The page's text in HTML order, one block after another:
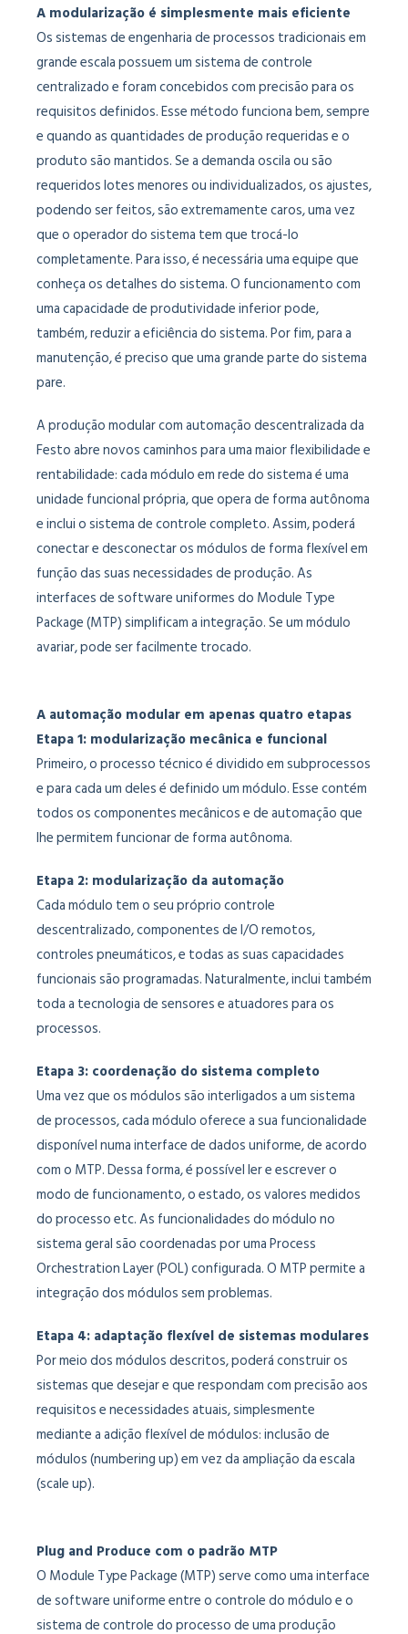
A modularização é simplesmente mais eficiente
Os sistemas de engenharia de processos tradicionais em
grande escala possuem um sistema de controle
centralizado e foram concebidos com precisão para os
requisitos definidos. Esse método funciona bem, sempre
e quando as quantidades de produção requeridas e o
produto são mantidos. Se a demanda oscila ou são
requeridos lotes menores ou individualizados, os ajustes,
podendo ser feitos, são extremamente caros, uma vez
que o operador do sistema tem que trocá-lo
completamente. Para isso, é necessária uma equipe que
conheça os detalhes do sistema. O funcionamento com
uma capacidade de produtividade inferior pode,
também, reduzir a eficiência do sistema. Por fim, para a
manutenção, é preciso que uma grande parte do sistema
pare.
A produção modular com automação descentralizada da
Festo abre novos caminhos para uma maior flexibilidade e
rentabilidade: cada módulo em rede do sistema é uma
unidade funcional própria, que opera de forma autônoma
e inclui o sistema de controle completo. Assim, poderá
conectar e desconectar os módulos de forma flexível em
função das suas necessidades de produção. As
interfaces de software uniformes do Module Type
Package (MTP) simplificam a integração. Se um módulo
avariar, pode ser facilmente trocado.
A automação modular em apenas quatro etapas
Etapa 1: modularização mecânica e funcional
Primeiro, o processo técnico é dividido em subprocessos
e para cada um deles é definido um módulo. Esse contém
todos os componentes mecânicos e de automação que
lhe permitem funcionar de forma autônoma.
Etapa 2: modularização da automação
Cada módulo tem o seu próprio controle
descentralizado, componentes de I/O remotos,
controles pneumáticos, e todas as suas capacidades
funcionais são programadas. Naturalmente, inclui também
toda a tecnologia de sensores e atuadores para os
processos.
Etapa 3: coordenação do sistema completo
Uma vez que os módulos são interligados a um sistema
de processos, cada módulo oferece a sua funcionalidade
disponível numa interface de dados uniforme, de acordo
com o MTP. Dessa forma, é possível ler e escrever o
modo de funcionamento, o estado, os valores medidos
do processo etc. As funcionalidades do módulo no
sistema geral são coordenadas por uma Process
Orchestration Layer (POL) configurada. O MTP permite a
integração dos módulos sem problemas.
Etapa 4: adaptação flexível de sistemas modulares
Por meio dos módulos descritos, poderá construir os
sistemas que desejar e que respondam com precisão aos
requisitos e necessidades atuais, simplesmente
mediante a adição flexível de módulos: inclusão de
módulos (numbering up) em vez da ampliação da escala
(scale up).
Plug and Produce com o padrão MTP
O Module Type Package (MTP) serve como uma interface
de software uniforme entre o controle do módulo e o
sistema de controle do processo de uma produção